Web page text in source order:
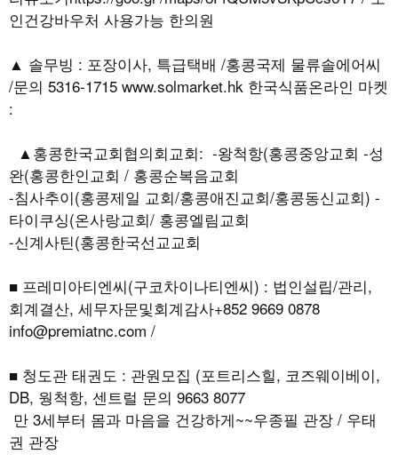
인건강바우처 사용가능 한의원
▲ 솔무빙 : 포장이사, 특급택배 /홍콩국제 물류솔에어씨
/문의 5316-1715 www.solmarket.hk 한국식품온라인 마켓
:
▲홍콩한국교회협의회교회: -왕척항(홍콩중앙교회 -성
완(홍콩한인교회 / 홍콩순복음교회
-침사추이(홍콩제일 교회/홍콩애진교회/홍콩동신교회) -
타이쿠싱(온사랑교회/ 홍콩엘림교회
-신계사틴(홍콩한국선교교회
■ 프레미아티엔씨(구코차이나티엔씨) : 법인설립/관리,
회계결산, 세무자문및회계감사+852 9669 0878
info@premiatnc.com /
■ 청도관 태권도 : 관원모집 (포트리스힐, 코즈웨이베이,
DB, 웡척항, 센트럴 문의 9663 8077
만 3세부터 몸과 마음을 건강하게~~우종필 관장 / 우태
권 관장